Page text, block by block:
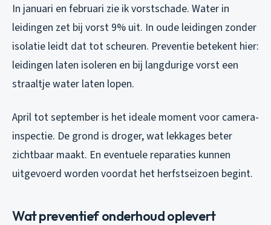
In januari en februari zie ik vorstschade. Water in
leidingen zet bij vorst 9% uit. In oude leidingen zonder
isolatie leidt dat tot scheuren. Preventie betekent hier:
leidingen laten isoleren en bij langdurige vorst een
straaltje water laten lopen.
April tot september is het ideale moment voor camera-
inspectie. De grond is droger, wat lekkages beter
zichtbaar maakt. En eventuele reparaties kunnen
uitgevoerd worden voordat het herfstseizoen begint.
Wat preventief onderhoud oplevert